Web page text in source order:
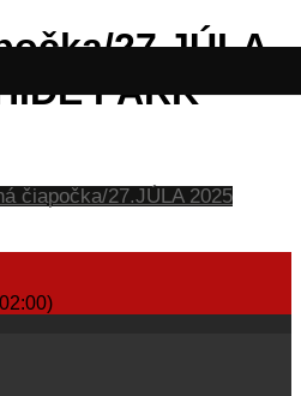
27.JÚLA
PARK
čiapočka/27.JÚLA 2025